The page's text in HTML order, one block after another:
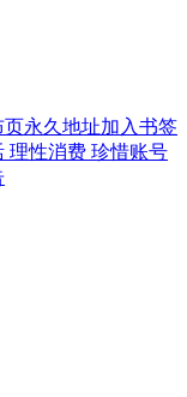
页永久地址加入书签
理性消费 珍惜账号